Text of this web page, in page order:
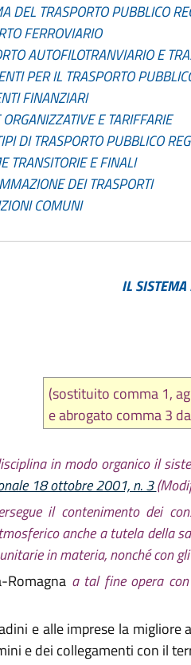
DEL TRASPORTO PUBBLICO
FERROVIARIO
AUTOFILOTRANVIARIO E
PER IL TRASPORTO
FINANZIARI
E TARIFFARIE
DI TRASPORTO PUBBLICO
TRANSITORIE E FINALI
DEI TRASPORTI
COMUNI
IL SISTEMA
(sostituito comma 1,
e abrogato comma 3
in modo organico il
18 ottobre 2001, n. 3
il contenimento dei
anche a tutela della
in materia, nonché con
Romagna a tal fine opera
e alle imprese la
e dei collegamenti con il